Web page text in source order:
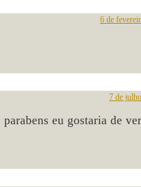
6 de
7 de
eu gostaria de